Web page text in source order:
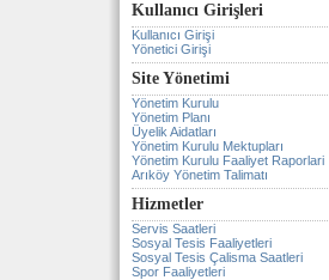
Kullanıcı Girişleri
Kullanıcı Girişi
Yönetici Girişi
Site Yönetimi
Yönetim Kurulu
Yönetim Planı
Üyelik Aidatları
Yönetim Kurulu Mektupları
Yönetim Kurulu Faaliyet Raporlari
Arıköy Yönetim Talimatı
Hizmetler
Servis Saatleri
Sosyal Tesis Faaliyetleri
Sosyal Tesis Çalisma Saatleri
Spor Faaliyetleri